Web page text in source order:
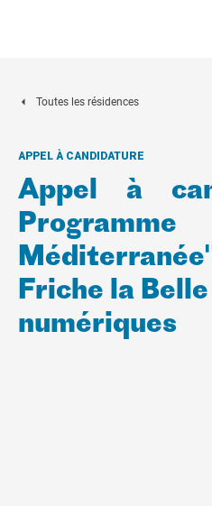
Toutes les résidences
APPEL À CANDIDATURE
Appel à
Programme
Friche la
numériques